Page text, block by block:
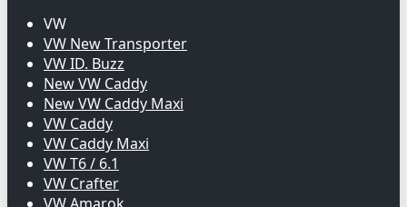
VW
VW New Transporter
VW ID. Buzz
New VW Caddy
New VW Caddy Maxi
VW Caddy
VW Caddy Maxi
VW T6 / 6.1
VW Crafter